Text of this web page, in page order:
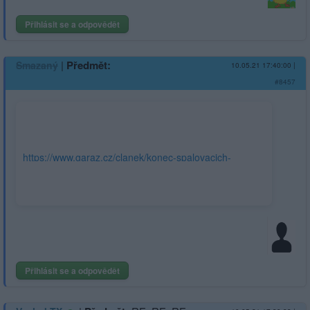
Přihlásit se a odpovědět
Smazaný | Předmět: 10.05.21 17:40:00 |
#8457
https://www.garaz.cz/clanek/konec-spalovacich-
Přihlásit se a odpovědět